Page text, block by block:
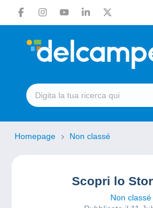
Homepage Non classé
Scopri lo
Non classé